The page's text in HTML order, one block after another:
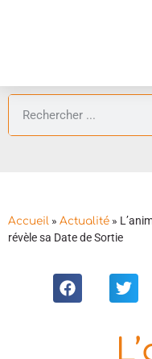
Accueil » Actualité »
révèle sa Date de Sortie